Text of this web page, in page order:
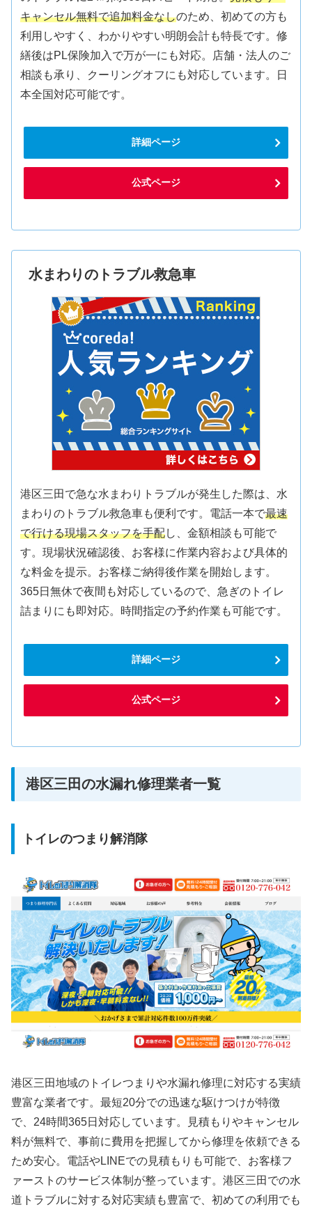
キャンセル無料で追加料金なしのため、初めての方も
利用しやすく、わかりやすい明朗会計も特長です。修
繕後はPL保険加入で万が一にも対応。店舗・法人のご
相談も承り、クーリングオフにも対応しています。日
本全国対応可能です。
詳細ページ
公式ページ
水まわりのトラブル救急車
港区三田で急な水まわりトラブルが発生した際は、水
まわりのトラブル救急車も便利です。電話一本で最速
で行ける現場スタッフを手配し、金額相談も可能で
す。現場状況確認後、お客様に作業内容および具体的
な料金を提示。お客様ご納得後作業を開始します。
365日無休で夜間も対応しているので、急ぎのトイレ
詰まりにも即対応。時間指定の予約作業も可能です。
詳細ページ
公式ページ
港区三田の水漏れ修理業者一覧
トイレのつまり解消隊
港区三田地域のトイレつまりや水漏れ修理に対応する実績
豊富な業者です。最短20分での迅速な駆けつけが特徴
で、24時間365日対応しています。見積もりやキャンセル
料が無料で、事前に費用を把握してから修理を依頼できる
ため安心。電話やLINEでの見積もりも可能で、お客様フ
ァーストのサービス体制が整っています。港区三田での水
道トラブルに対する対応実績も豊富で、初めての利用でも